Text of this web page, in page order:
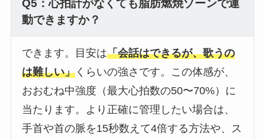
Q5：心拍計がなくても脂肪燃焼ゾーンで運
動できますか？
できます。目安は「会話はできるが、歌うの
は難しい」くらいの強さです。この体感が、
おおむね中強度（最大心拍数の50〜70%）に
当たります。より正確に管理したい場合は、
手首や首の脈を15秒数えて4倍する方法や、ス